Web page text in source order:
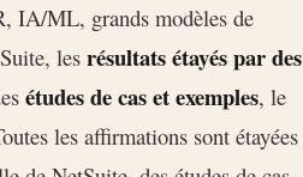
IA/ML, grands modèles de
les résultats étayés par des
études de cas et exemples, le
les affirmations sont étayées